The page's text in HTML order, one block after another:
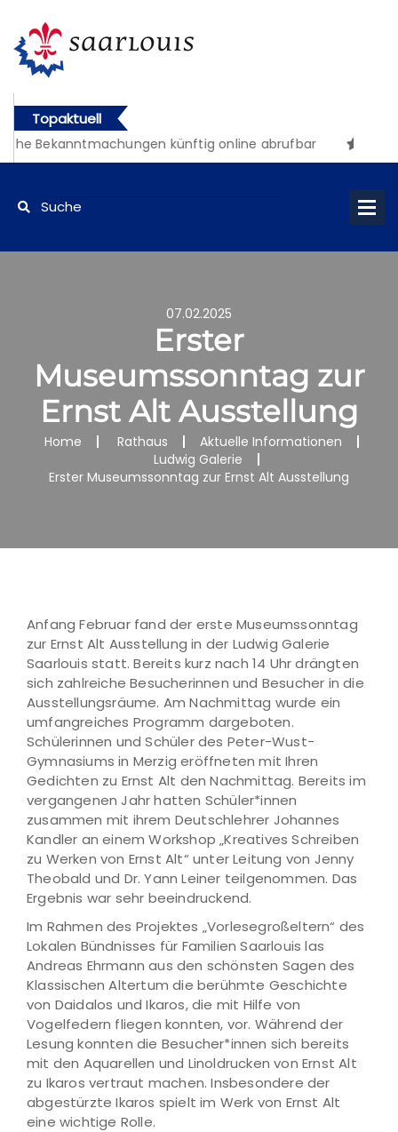
Topaktuell
Bekanntmachungen künftig online abrufbar
07.02.2025
Erster
Museumssonntag zur
Ernst Alt Ausstellung
Home Rathaus
Aktuelle Informationen
Ludwig Galerie
Erster Museumssonntag zur Ernst Alt Ausstellung
Anfang Februar fand der erste Museumssonntag
zur Ernst Alt Ausstellung in der Ludwig Galerie
Saarlouis statt. Bereits kurz nach 14 Uhr drängten
sich zahlreiche Besucherinnen und Besucher in die
Ausstellungsräume. Am Nachmittag wurde ein
umfangreiches Programm dargeboten.
Schülerinnen und Schüler des Peter-Wust-
Gymnasiums in Merzig eröffneten mit Ihren
Gedichten zu Ernst Alt den Nachmittag. Bereits im
vergangenen Jahr hatten Schüler*innen
zusammen mit ihrem Deutschlehrer Johannes
Kandler an einem Workshop „Kreatives Schreiben
zu Werken von Ernst Alt“ unter Leitung von Jenny
Theobald und Dr. Yann Leiner teilgenommen. Das
Ergebnis war sehr beeindruckend.
Im Rahmen des Projektes „Vorlesegroßeltern“ des
Lokalen Bündnisses für Familien Saarlouis las
Andreas Ehrmann aus den schönsten Sagen des
Klassischen Altertum die berühmte Geschichte
von Daidalos und Ikaros, die mit Hilfe von
Vogelfedern fliegen konnten, vor. Während der
Lesung konnten die Besucher*innen sich bereits
mit den Aquarellen und Linoldrucken von Ernst Alt
zu Ikaros vertraut machen. Insbesondere der
abgestürzte Ikaros spielt im Werk von Ernst Alt
eine wichtige Rolle.